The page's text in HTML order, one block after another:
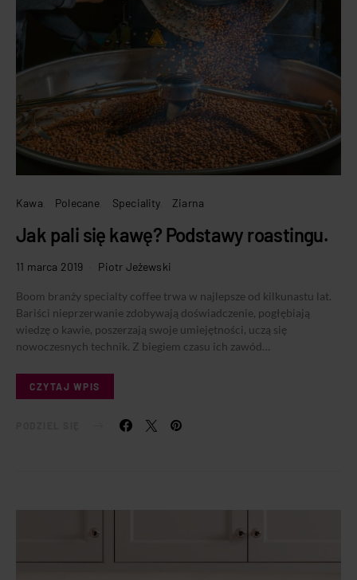
Kawa Polecane Speciality Ziarna
Jak pali się kawę? Podstawy roastingu.
11 marca 2019 Piotr Jeżewski
Boom branży specialty coffee trwa w najlepsze od kilkunastu lat.
Bariści nieprzerwanie zdobywają doświadczenie, pogłębiają
wiedzę o kawie, poszerzają swoje umiejętności, uczą się
nowoczesnych technik. Z biegiem czasu ich zawód…
CZYTAJ WPIS